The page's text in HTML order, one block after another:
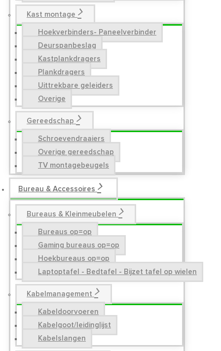
Kast montage
Hoekverbinders- Paneelverbinder
Deurspanbeslag
Kastplankdragers
Plankdragers
Uittrekbare geleiders
Overige
Gereedschap
Schroevendraaiers
Overige gereedschap
TV montagebeugels
Bureau & Accessoires
Bureaus & Kleinmeubelen
Bureaus op=op
Gaming bureaus op=op
Hoekbureaus op=op
Laptoptafel - Bedtafel - Bijzet tafel op wielen
Kabelmanagement
Kabeldoorvoeren
Kabelgoot/leidinglijst
Kabelslangen